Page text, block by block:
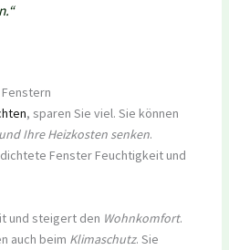
, sparen Sie viel. Sie können
Ihre Heizkosten senken.
Fenster Feuchtigkeit und
und steigert den Wohnkomfort.
auch beim Klimaschutz. Sie